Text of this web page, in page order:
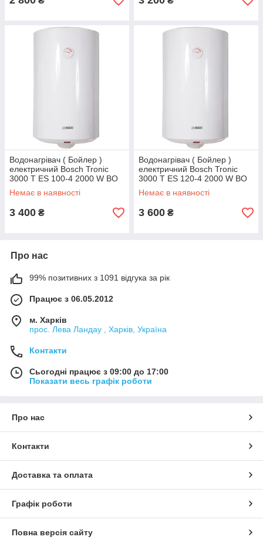
Водонагрівач ( Бойлер )
електричний Bosch Tronic
3000 T ES 100-4 2000 W BO
Сухий тен
Немає в наявності
3 400 ₴
Водонагрівач ( Бойлер )
електричний Bosch Tronic
3000 T ES 120-4 2000 W BO
Сухий тен
Немає в наявності
3 600 ₴
Про нас
99% позитивних з 1091 відгука за рік
Працює з 06.05.2012
м. Харків
прос. Лева Ландау , Харків, Україна
Контакти
Сьогодні працює з 09:00 до 17:00
Показати весь графік роботи
Про нас
Контакти
Доставка та оплата
Графік роботи
Повна версія сайту